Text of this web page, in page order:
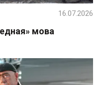
мова
16.07.2026